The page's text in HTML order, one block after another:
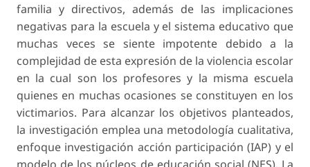
familia y directivos, además de las implicaciones
negativas para la escuela y el sistema educativo que
muchas veces se siente impotente debido a la
complejidad de esta expresión de la violencia escolar
en la cual son los profesores y la misma escuela
quienes en muchas ocasiones se constituyen en los
victimarios. Para alcanzar los objetivos planteados,
la investigación emplea una metodología cualitativa,
enfoque investigación acción participación (IAP) y el
modelo de los núcleos de educación social (NES). La